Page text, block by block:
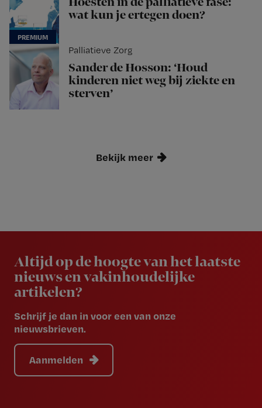
wat kun je ertegen doen?
Palliatieve Zorg
Sander de Hosson: ‘Houd
kinderen niet weg bij ziekte en
sterven’
Bekijk meer
Altijd op de hoogte van het laatste
nieuws en vakinhoudelijke
artikelen?
Schrijf je dan in voor een van onze
nieuwsbrieven.
Aanmelden